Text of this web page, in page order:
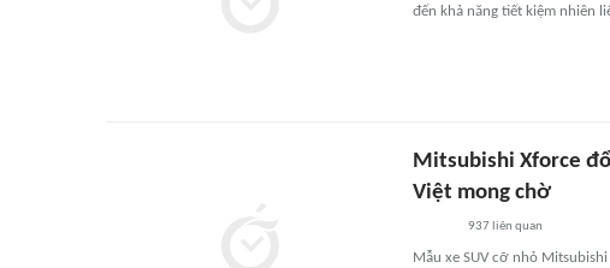
đến khả năng tiết kiệm nhiên
Mitsubishi Xforce
Việt mong chờ
937liên quan
Mẫu xe SUV cỡ nhỏ